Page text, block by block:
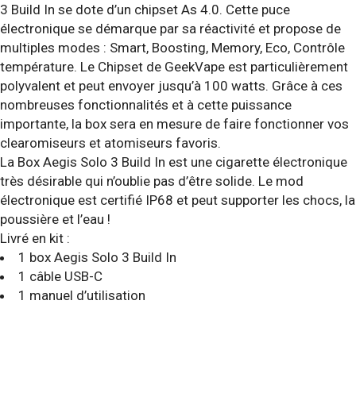
3 Build In se dote d’un chipset As 4.0. Cette puce
électronique se démarque par sa réactivité et propose de
multiples modes : Smart, Boosting, Memory, Eco, Contrôle
température. Le Chipset de GeekVape est particulièrement
polyvalent et peut envoyer jusqu’à 100 watts. Grâce à ces
nombreuses fonctionnalités et à cette puissance
importante, la box sera en mesure de faire fonctionner vos
clearomiseurs et atomiseurs favoris.
La Box Aegis Solo 3 Build In est une cigarette électronique
très désirable qui n’oublie pas d’être solide. Le mod
électronique est certifié IP68 et peut supporter les chocs, la
poussière et l’eau !
Livré en kit :
1 box Aegis Solo 3 Build In
1 câble USB-C
1 manuel d’utilisation